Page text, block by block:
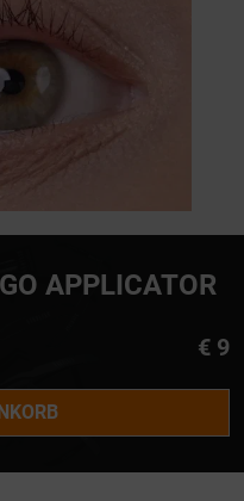
APPLICATOR
€ 9